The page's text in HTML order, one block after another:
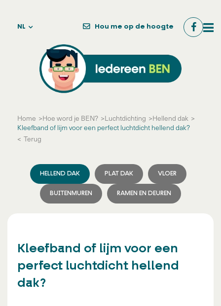
Hou me op de hoogte
NL
Home Hoe word je BEN? Luchtdichting
Hellend dak
Kleefband of lijm voor een perfect luchtdicht hellend dak?
Terug
HELLEND DAK PLAT DAK VLOER
BUITENMUREN RAMEN EN DEUREN
Kleefband of lijm voor een
perfect luchtdicht hellend
dak?